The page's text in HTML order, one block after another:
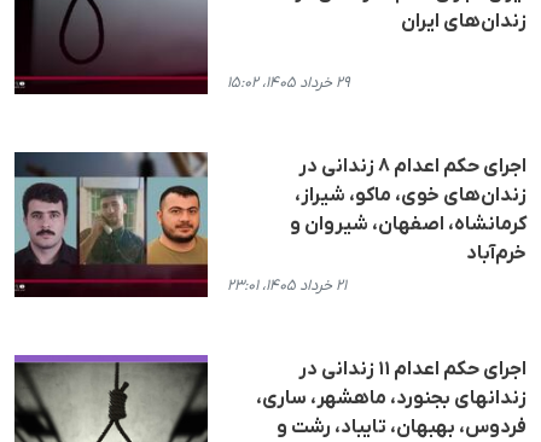
زندان‌های ایران
۲۹ خرداد ۱۴۰۵، ۱۵:۰۲
اجرای حکم اعدام ۸ زندانی در
زندان‌های خوی، ماکو، شیراز،
کرمانشاه، اصفهان، شیروان و
خرم‌آباد
۲۱ خرداد ۱۴۰۵، ۲۳:۰۱
اجرای حکم اعدام ١١ زندانی در
زندانهای بجنورد، ماهشهر، ساری،
فردوس، بهبهان، تایباد، رشت و